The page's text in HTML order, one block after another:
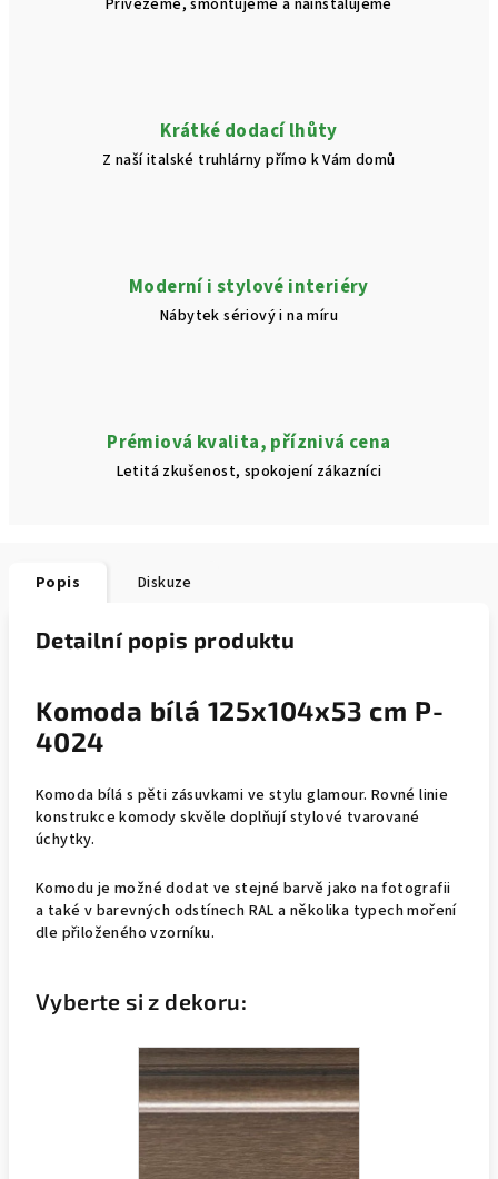
Přivezeme, smontujeme a nainstalujeme
Krátké dodací lhůty
Z naší italské truhlárny přímo k Vám domů
Moderní i stylové interiéry
Nábytek sériový i na míru
Prémiová kvalita, příznivá cena
Letitá zkušenost, spokojení zákazníci
Popis Diskuze
Detailní popis produktu
Komoda bílá 125x104x53 cm P-
4024
Komoda bílá s pěti zásuvkami ve stylu glamour. Rovné linie
konstrukce komody skvěle doplňují stylové tvarované
úchytky.
Komodu je možné dodat ve stejné barvě jako na fotografii
a také v barevných odstínech RAL a několika typech moření
dle přiloženého vzorníku.
Vyberte si z dekoru: